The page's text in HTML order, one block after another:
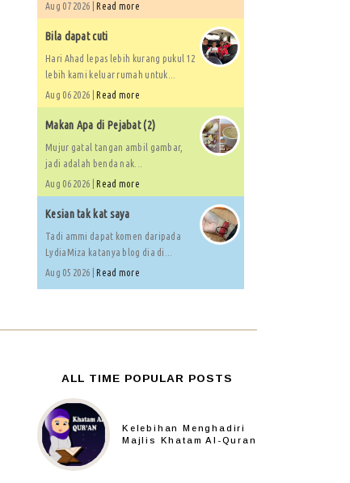
Aug 07 2026 | Read more
Bila dapat cuti
Hari Ahad lepas lebih kurang pukul 12
lebih kami keluar rumah untuk...
Aug 06 2026 | Read more
Makan Apa di Pejabat (2)
Mujur gatal tangan ambil gambar,
jadi adalah benda nak...
Aug 06 2026 | Read more
Kesian tak kat saya
Tadi ammi dapat komen daripada
LydiaMiza katanya blog dia di...
Aug 05 2026 | Read more
ALL TIME POPULAR POSTS
Kelebihan Menghadiri
Majlis Khatam Al-Quran